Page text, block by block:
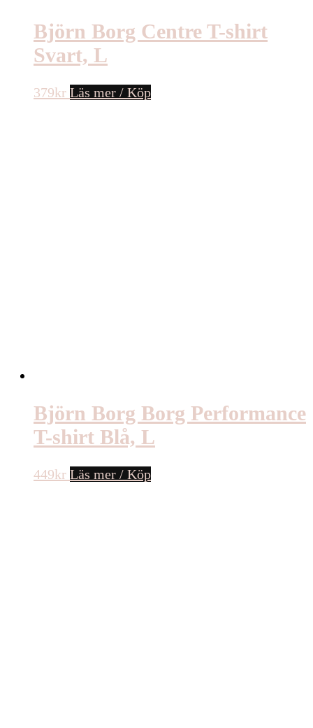
Björn Borg Centre T-shirt
Svart, L
379kr Läs mer / Köp
Björn Borg Borg Performance
T-shirt Blå, L
449kr Läs mer / Köp